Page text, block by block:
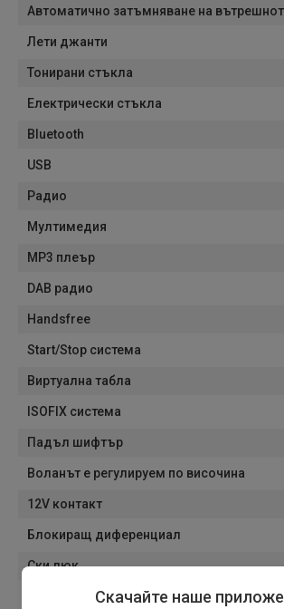
Автоматично затъмняване на
Лети джанти
Тонирани стъкла
Електрически стъкла
Bluetooth
USB
Радио
Мултимедия
MP3 плеър
DAB радио
Handsfree
Start/Stop система
Виртуална табла
ISOFIX система
Падъл шифтър
Воланът е регулируем по височина
12V контакт
Блокиращ диференциал
Ски люк
Кутия за охлажданеСкачайте наше